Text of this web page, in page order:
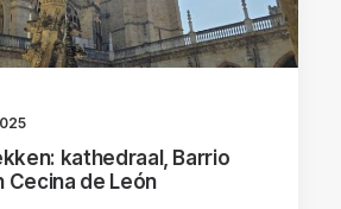
kathedraal, Barrio
Cecina de León